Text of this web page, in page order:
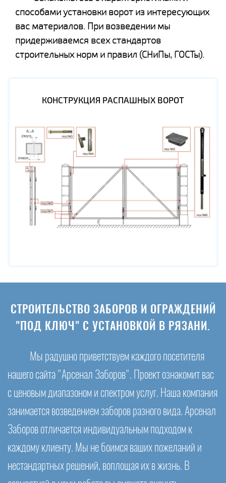
способами установки ворот из интересующих
вас материалов. При возведении мы
придерживаемся всех стандартов
строительных норм и правил (СНиПы, ГОСТы).
КОНСТРУКЦИЯ РАСПАШНЫХ ВОРОТ
СТРОИТЕЛЬСТВО ЗАБОРОВ И ОГРАЖДЕНИЙ
"ПОД КЛЮЧ" С УСТАНОВКОЙ В РЯЗАНИ.
Мы радушно приветствуем каждого посетителя
нашего сайта "Арсенал Заборов". Проект ознакомит вас
с ценовым диапазоном и спектром услуг. Наша компания
занимается возведением заборов разного вида. Арсенал
Заборов отличается индивидуальным подходом к
каждому клиенту. Мы не боимся ваших пожеланий и
нестандартных решений, воплощая их в жизнь. В